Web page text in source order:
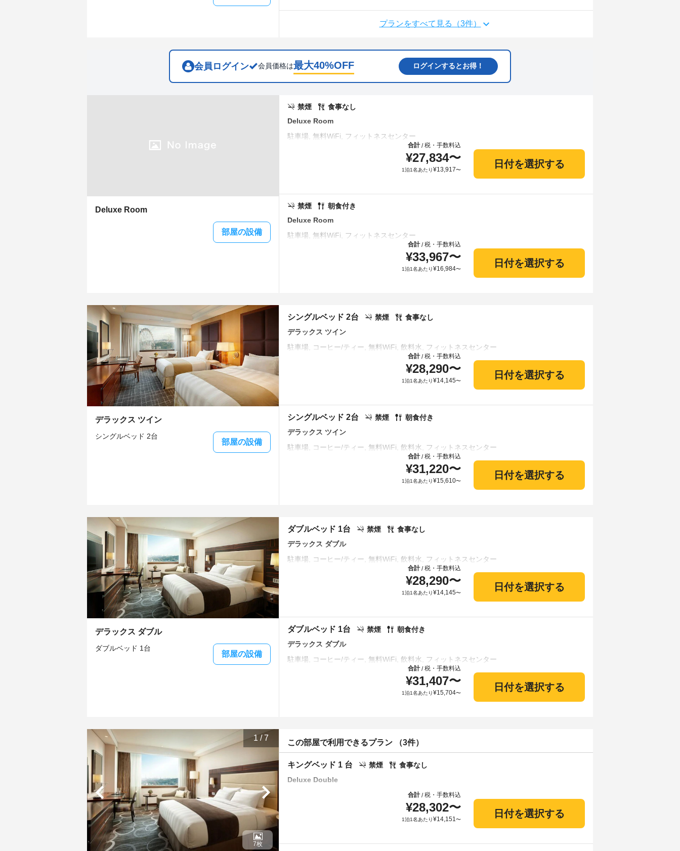
プランをすべて見る（3件）
会員ログイン 会員価格は最大40%OFF ログインするとお得！
Deluxe Room
部屋の設備
Deluxe Room
禁煙 食事なし
合計/税・手数料込
¥27,834〜
1泊1名あたり¥13,917〜
日付を選択する
Deluxe Room
禁煙 朝食付き
合計/税・手数料込
¥33,967〜
1泊1名あたり¥16,984〜
日付を選択する
デラックス ツイン
シングルベッド 2台
部屋の設備
デラックス ツイン
禁煙 食事なし
シングルベッド 2台
合計/税・手数料込
¥28,290〜
1泊1名あたり¥14,145〜
日付を選択する
デラックス ツイン
禁煙 朝食付き
シングルベッド 2台
合計/税・手数料込
¥31,220〜
1泊1名あたり¥15,610〜
日付を選択する
デラックス ダブル
ダブルベッド 1台
部屋の設備
デラックス ダブル
禁煙 食事なし
ダブルベッド 1台
合計/税・手数料込
¥28,290〜
1泊1名あたり¥14,145〜
日付を選択する
デラックス ダブル
禁煙 朝食付き
ダブルベッド 1台
合計/税・手数料込
¥31,407〜
1泊1名あたり¥15,704〜
日付を選択する
1 /7
7枚
この部屋で利用できるプラン （3件）
Deluxe Double
禁煙 食事なし
キングベッド 1 台
合計/税・手数料込
¥28,302〜
1泊1名あたり¥14,151〜
日付を選択する